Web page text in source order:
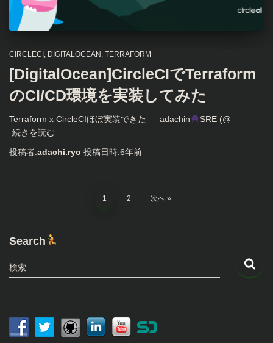
CIRCLECI DIGITALOCEAN TERRAFORM
[DigitalOcean]CircleCIでTerraform
のCI/CD環境を実装してみた
Terraform x CircleCIほぼ実装できた — adachin
SRE (@
続きを読む
投稿者:adachi.ryo 投稿日時:6年前
1 2 次へ
Search
検
索
検索…